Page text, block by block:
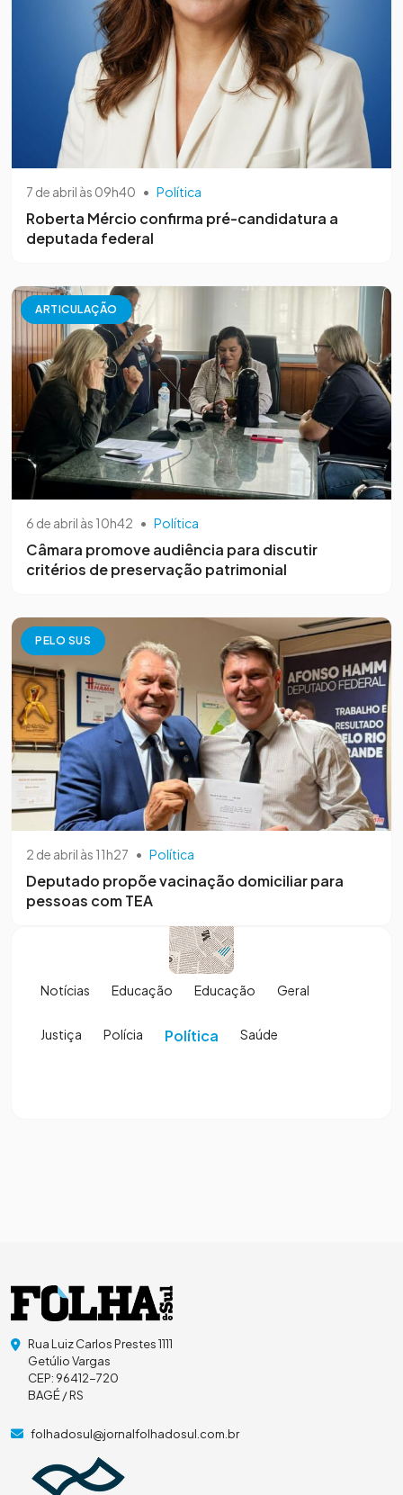
7 de abril às 09h40 • Política
Roberta Mércio confirma pré-candidatura a
deputada federal
ARTICULAÇÃO
6 de abril às 10h42 • Política
Câmara promove audiência para discutir
critérios de preservação patrimonial
PELO SUS
2 de abril às 11h27 • Política
Deputado propõe vacinação domiciliar para
pessoas com TEA
Notícias Educação Educação Geral
Justiça Polícia Política Saúde
Rua Luiz Carlos Prestes 1111
Getúlio Vargas
CEP: 96412-720
BAGÉ / RS
folhadosul@jornalfolhadosul.com.br